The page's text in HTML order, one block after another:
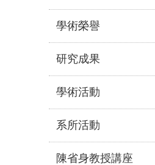
學術榮譽
研究成果
學術活動
系所活動
陳省身教授講座